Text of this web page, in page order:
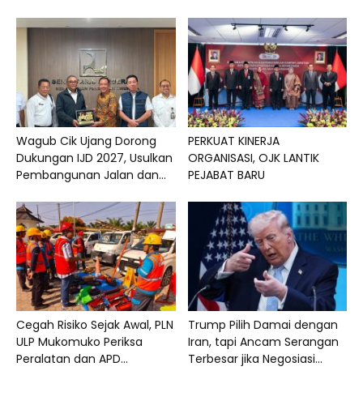
Wagub Cik Ujang Dorong
Dukungan IJD 2027, Usulkan
Pembangunan Jalan dan...
PERKUAT KINERJA
ORGANISASI, OJK LANTIK
PEJABAT BARU
Cegah Risiko Sejak Awal, PLN
ULP Mukomuko Periksa
Peralatan dan APD...
Trump Pilih Damai dengan
Iran, tapi Ancam Serangan
Terbesar jika Negosiasi...